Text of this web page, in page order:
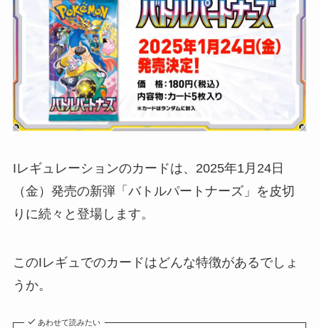
Iレギュレーションのカードは、2025年1月24日
（金）発売の新弾「バトルパートナーズ」を皮切
りに続々と登場します。
このIレギュでのカードはどんな特徴があるでしょ
うか。
あわせて読みたい